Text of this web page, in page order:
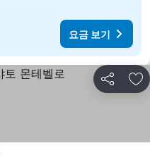
요금 보기
공유 즐